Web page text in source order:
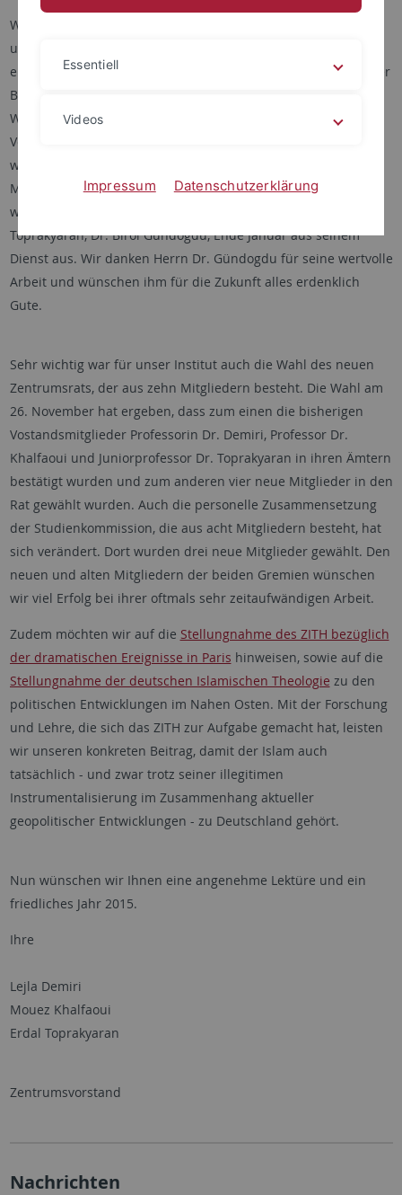
Wir freuen uns besonders über den erfolgreichen
unseres Master-Studiengangs "Islamische Theologie im
europäischen Kontext". Ein weiteres wichtiges Ereignis war der
Besuch des baden-württembergischen Ministerpräsidenten
Winfried Kretschmann. Zudem gibt es personelle
Veränderungen: Die Belegschaft des ZITH ist um einen
wissenschaftlichen Leiter und eine wissenschaftliche
Mitarbeiterin angewachsen. Im Gegenzug scheidet unser
wissenschaftlicher Mitarbeiter und Assistent von Prof.
Toprakyaran, Dr. Birol Gündogdu, Ende Januar aus seinem
Dienst aus. Wir danken Herrn Dr. Gündogdu für seine wertvolle
Arbeit und wünschen ihm für die Zukunft alles erdenklich
Gute.
Sehr wichtig war für unser Institut auch die Wahl des neuen
Zentrumsrats, der aus zehn Mitgliedern besteht. Die Wahl am
26. November hat ergeben, dass zum einen die bisherigen
Vostandsmitglieder Professorin Dr. Demiri, Professor Dr.
Khalfaoui und Juniorprofessor Dr. Toprakyaran in ihren Ämtern
bestätigt wurden und zum anderen vier neue Mitglieder in den
Rat gewählt wurden. Auch die personelle Zusammensetzung
der Studienkommission, die aus acht Mitgliedern besteht, hat
sich verändert. Dort wurden drei neue Mitglieder gewählt. Den
neuen und alten Mitgliedern der beiden Gremien wünschen
wir viel Erfolg bei ihrer oftmals sehr zeitaufwändigen Arbeit.
Zudem möchten wir auf die Stellungnahme des ZITH bezüglich
der dramatischen Ereignisse in Paris hinweisen, sowie auf die
Stellungnahme der deutschen Islamischen Theologie zu den
politischen Entwicklungen im Nahen Osten. Mit der Forschung
und Lehre, die sich das ZITH zur Aufgabe gemacht hat, leisten
wir unseren konkreten Beitrag, damit der Islam auch
tatsächlich - und zwar trotz seiner illegitimen
Instrumentalisierung im Zusammenhang aktueller
geopolitischer Entwicklungen - zu Deutschland gehört.
Nun wünschen wir Ihnen eine angenehme Lektüre und ein
friedliches Jahr 2015.
Ihre
Lejla Demiri
Mouez Khalfaoui
Erdal Toprakyaran
Zentrumsvorstand
Nachrichten
Essentiell
Videos
Impressum Datenschutzerklärung